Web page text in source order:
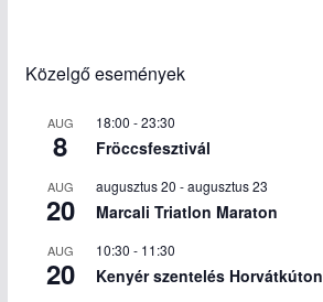
Közelgő események
AUG
8
18:00 -23:30
Fröccsfesztivál
AUG
20
augusztus 20 -augusztus 23
Marcali Triatlon Maraton
AUG
20
10:30 - 11:30
Kenyér szentelés Horvátkúton